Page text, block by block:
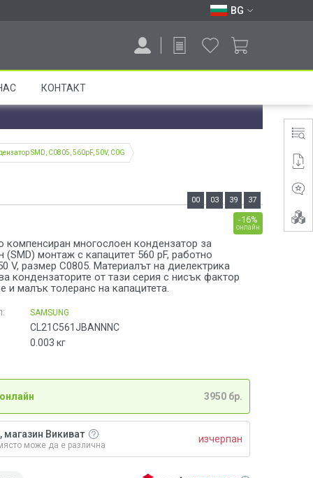
BG
КОНТАКТ
SMD, C0805, 560pF, 50V, C0G
компенсиран многослоен кондензатор за
(SMD) монтаж с капацитет 560 pF, работно
V, размер C0805. Материалът на диелектрика
кондензаторите от тази серия с нисък фактор
и малък толеранс на капацитета.
SAMSUNG
CL21C561JBANNNC
0.003 кг
3950 бр.
магазин Викиват
може да е различна
изчерпан
-16%
онлайн
00 03 39 36